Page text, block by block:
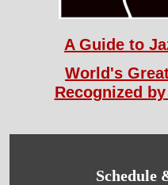
A Guide to
World's
Recognized
Schedule